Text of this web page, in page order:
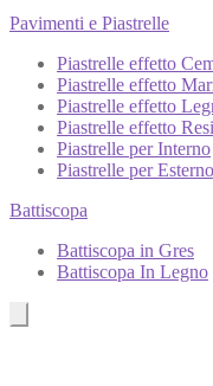
Pavimenti e Piastrelle
Piastrelle effetto
Piastrelle effetto
Piastrelle effetto
Piastrelle effetto
Piastrelle per Interno
Piastrelle per Esterno
Battiscopa
Battiscopa in Gres
Battiscopa In Legno